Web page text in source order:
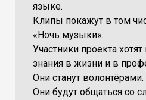
языке.
Клипы покажут в том
«Ночь музыки».
Участники проекта
знания в жизни и в
Они станут волонтёрами.
Они будут общаться со